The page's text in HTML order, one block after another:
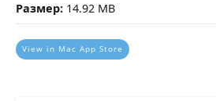
Размер: 14.92 MB
View in Mac App Store